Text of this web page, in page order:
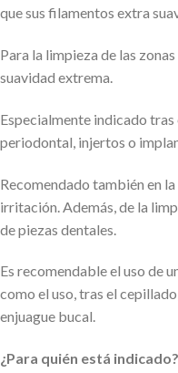
que sus filamentos extra
Para la limpieza de las
suavidad extrema.
Especialmente indicado
periodontal, injertos o
Recomendado también en
irritación. Además, de la
de piezas dentales.
Es recomendable el uso de
como el uso, tras el
enjuague bucal.
¿Para quién está indicado?